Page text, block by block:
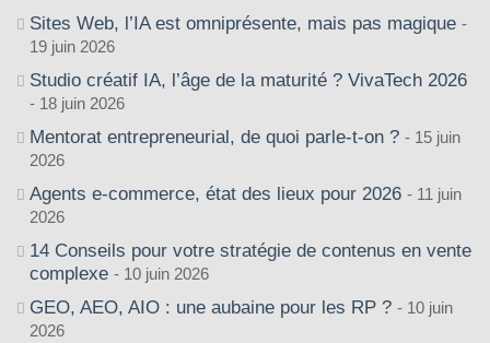
Sites Web, l’IA est omniprésente, mais pas magique
19 juin 2026
Studio créatif IA, l’âge de la maturité ? VivaTech 2026
18 juin 2026
Mentorat entrepreneurial, de quoi parle-t-on ?
15 juin
2026
Agents e-commerce, état des lieux pour 2026
11 juin
2026
14 Conseils pour votre stratégie de contenus en vente
complexe
10 juin 2026
GEO, AEO, AIO : une aubaine pour les RP ?
10 juin
2026